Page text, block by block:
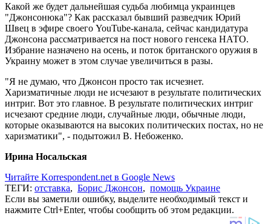
Какой же будет дальнейшая судьба любимца украинцев
"Джонсонюка"? Как рассказал бывший разведчик Юрий
Швец в эфире своего YouTube-канала, сейчас кандидатура
Джонсона рассматривается на пост нового генсека НАТО.
Избрание назначено на осень, и поток британского оружия в
Украину может в этом случае увеличиться в разы.
"Я не думаю, что Джонсон просто так исчезнет.
Харизматичные люди не исчезают в результате политических
интриг. Вот это главное. В результате политических интриг
исчезают средние люди, случайные люди, обычные люди,
которые оказываются на высоких политических постах, но не
харизматики", - подытожил В. Небоженко.
Ирина Носальская
Читайте Korrespondent.net в Google News
ТЕГИ: отставка, Борис Джонсон, помощь Украине
Если вы заметили ошибку, выделите необходимый текст и
нажмите Ctrl+Enter, чтобы сообщить об этом редакции.